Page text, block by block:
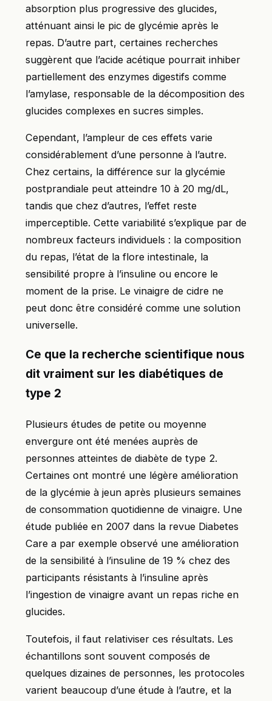
absorption plus progressive des glucides,
atténuant ainsi le pic de glycémie après le
repas. D’autre part, certaines recherches
suggèrent que l’acide acétique pourrait inhiber
partiellement des enzymes digestifs comme
l’amylase, responsable de la décomposition des
glucides complexes en sucres simples.
Cependant, l’ampleur de ces effets varie
considérablement d’une personne à l’autre.
Chez certains, la différence sur la glycémie
postprandiale peut atteindre 10 à 20 mg/dL,
tandis que chez d’autres, l’effet reste
imperceptible. Cette variabilité s’explique par de
nombreux facteurs individuels : la composition
du repas, l’état de la flore intestinale, la
sensibilité propre à l’insuline ou encore le
moment de la prise. Le vinaigre de cidre ne
peut donc être considéré comme une solution
universelle.
Ce que la recherche scientifique nous
dit vraiment sur les diabétiques de
type 2
Plusieurs études de petite ou moyenne
envergure ont été menées auprès de
personnes atteintes de diabète de type 2.
Certaines ont montré une légère amélioration
de la glycémie à jeun après plusieurs semaines
de consommation quotidienne de vinaigre. Une
étude publiée en 2007 dans la revue Diabetes
Care a par exemple observé une amélioration
de la sensibilité à l’insuline de 19 % chez des
participants résistants à l’insuline après
l’ingestion de vinaigre avant un repas riche en
glucides.
Toutefois, il faut relativiser ces résultats. Les
échantillons sont souvent composés de
quelques dizaines de personnes, les protocoles
varient beaucoup d’une étude à l’autre, et la